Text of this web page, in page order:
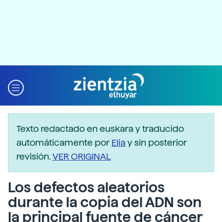
Texto redactado en euskara y traducido
automáticamente porEliay sin posterior
revisión.VER ORIGINAL
Los defectos aleatorios
durante la copia del ADN son
la principal fuente de cáncer